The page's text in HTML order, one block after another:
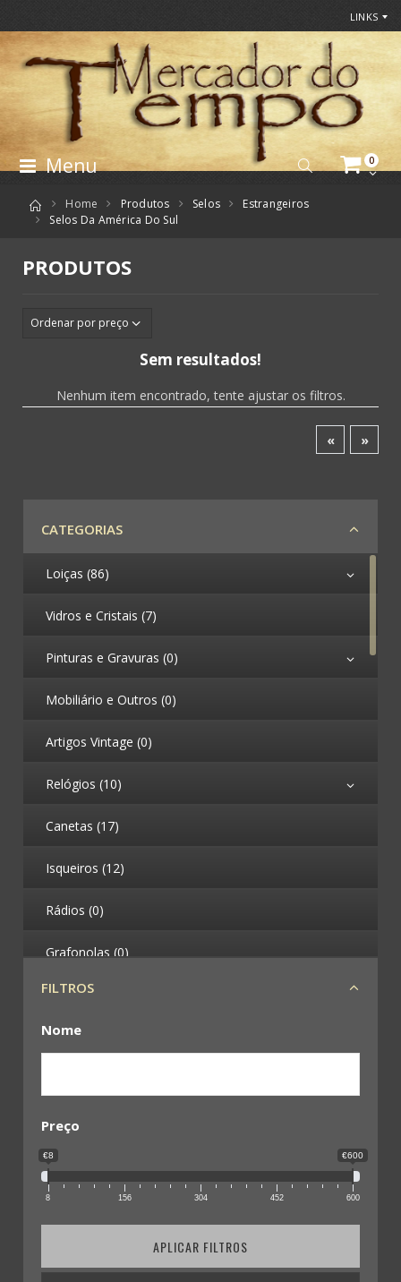
LINKS
Menu 0
Home Produtos Selos
Estrangeiros
Selos Da América Do Sul
PRODUTOS
Sem resultados!
Nenhum item encontrado, tente ajustar os filtros.
« »
CATEGORIAS
Loiças (86)
Vidros e Cristais (7)
Pinturas e Gravuras (0)
Mobiliário e Outros (0)
Artigos Vintage (0)
Relógios (10)
Canetas (17)
Isqueiros (12)
Rádios (0)
Grafonolas (0)
Telefones (0)
Máquinas Fotográficas (4)
Leques (0)
Militária (78)
Condecorações (7)
FILTROS
Nome
Preço
€8 €600
8 156 304 452 600
APLICAR FILTROS